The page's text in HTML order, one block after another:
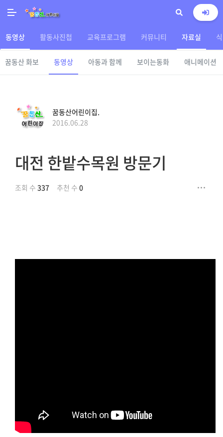
동영상 활동사진첩 교육프로그램 커뮤니티 자료실
꿈동산 화보 동영상 아동과 함께 보이는동화 애니메이션
꿈동산어린이집.
2016.06.28
대전 한밭수목원 방문기
조회 수 337 추천 수 0